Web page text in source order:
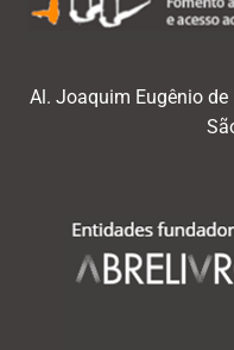
Al. Joaquim Eugênio